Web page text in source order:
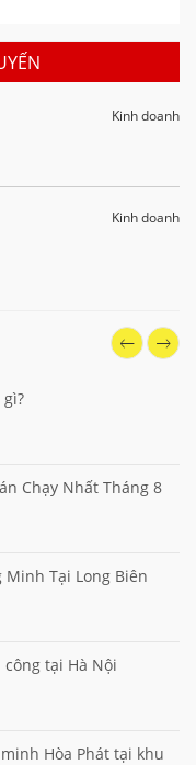
Kinh doanh
Kinh doanh
Chạy Nhất Tháng 8
Minh Tại Long Biên
tại Hà Nội
Hòa Phát tại khu